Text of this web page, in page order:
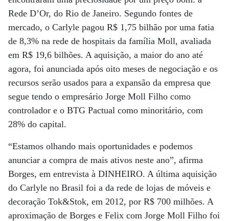
Rede D’Or, do Rio de Janeiro. Segundo fontes de
mercado, o Carlyle pagou R$ 1,75 bilhão por uma fatia
de 8,3% na rede de hospitais da família Moll, avaliada
em R$ 19,6 bilhões. A aquisição, a maior do ano até
agora, foi anunciada após oito meses de negociação e os
recursos serão usados para a expansão da empresa que
segue tendo o empresário Jorge Moll Filho como
controlador e o BTG Pactual como minoritário, com
28% do capital.
“Estamos olhando mais oportunidades e podemos
anunciar a compra de mais ativos neste ano”, afirma
Borges, em entrevista à DINHEIRO. A última aquisição
do Carlyle no Brasil foi a da rede de lojas de móveis e
decoração Tok&Stok, em 2012, por R$ 700 milhões. A
aproximação de Borges e Felix com Jorge Moll Filho foi